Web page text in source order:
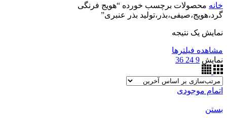
خانه محصولات برچسب خورده “هویج فرنگی
گرد،هویج،صیفی،بذر،تولید بذر عنبری”
نمایش یک نتیجه
مشاهده فیلترها
نمایش 9
24
36
اتمام موجودی
بستن